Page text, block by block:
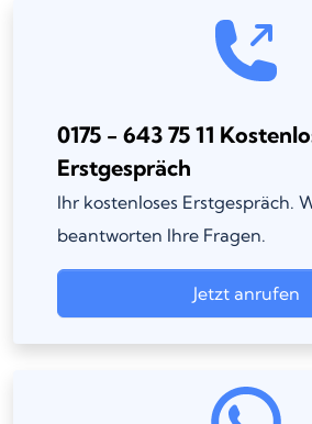
0175 - 643 75 11
Erstgespräch
Ihr kostenloses Erstgespräch.
beantworten Ihre Fragen.
Jetzt anrufen